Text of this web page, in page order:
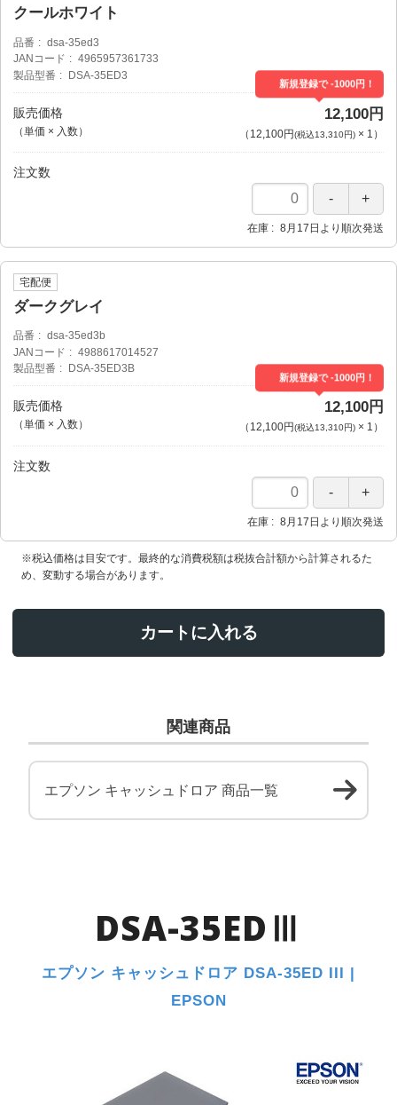
クールホワイト
品番
dsa-35ed3
JANコード
4965957361733
製品型番
DSA-35ED3
販売価格
（単価 × 入数）
新規登録で -1000円！
12,100円
（ 12,100円(税込13,310円)× 1 ）
注文数
在庫 8月17日より順次発送
宅配便
ダークグレイ
品番
dsa-35ed3b
JANコード
4988617014527
製品型番
DSA-35ED3B
販売価格
（単価 × 入数）
新規登録で -1000円！
12,100円
（ 12,100円(税込13,310円)× 1 ）
注文数
在庫 8月17日より順次発送
※税込価格は目安です。最終的な消費税額は税抜合計額から計算されるた
め、変動する場合があります。
カートに入れる
関連商品
エプソン キャッシュドロア 商品一覧
DSA-35EDⅢ
エプソン キャッシュドロア DSA-35ED III |
EPSON